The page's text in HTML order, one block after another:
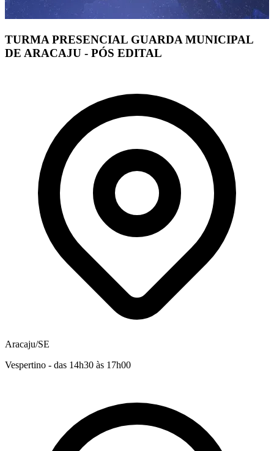
TURMA PRESENCIAL GUARDA MUNICIPAL
DE ARACAJU - PÓS EDITAL
Aracaju/SE
Vespertino - das 14h30 às 17h00